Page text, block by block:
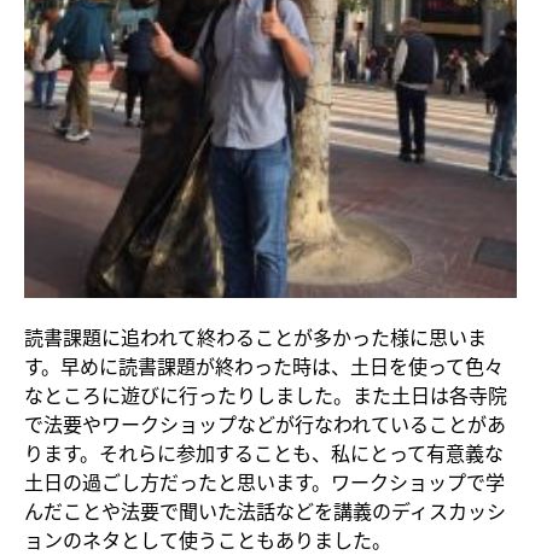
読書課題に追われて終わることが多かった様に思いま
す。早めに読書課題が終わった時は、土日を使って色々
なところに遊びに行ったりしました。また土日は各寺院
で法要やワークショップなどが行なわれていることがあ
ります。それらに参加することも、私にとって有意義な
土日の過ごし方だったと思います。ワークショップで学
んだことや法要で聞いた法話などを講義のディスカッシ
ョンのネタとして使うこともありました。